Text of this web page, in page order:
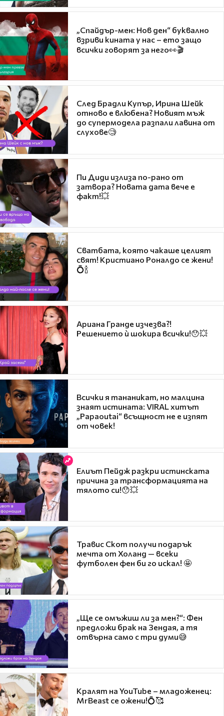
„Спайдър-мен: Нов ден“ буквално
взриви кината у нас – ето защо
всички говорят за него👀🎬
След Брадли Купър, Ирина Шейк
отново е влюбена? Новият мъж
до супермодела разпали лавина от
слухове🧐
Пи Диди излиза по-рано от
затвора? Новата дата вече е
факт!💥
Сватбата, която чакаше целият
свят! Кристиано Роналдо се жени!
💍🍾
Ариана Гранде изчезва?!
Решението ѝ шокира всички!😯💥
Всички я тананикат, но малцина
знаят истината: VIRAL хитът
„Papaoutai“ всъщност не е изпят
от човек!
Елиът Пейдж разкри истинската
причина за трансформацията на
тялото си!😯💥
Травис Скот получи подарък
мечта от Холанд — всеки
футболен фен би го искал! 🤩
„Ще се омъжиш ли за мен?“: Фен
предложи брак на Зендая, а тя
отвърна само с три думи😅
Кралят на YouTube – младоженец:
MrBeast се ожени!💍🥰